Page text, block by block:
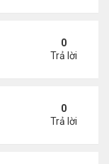
'Người Nhật
0
Trả lời
trước, vừa mãn
0
Trả lời